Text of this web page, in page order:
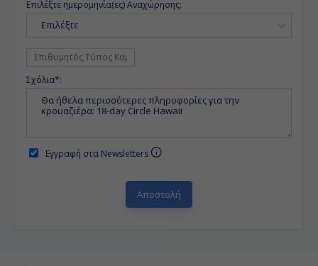
Επιλέξτε ημερομηνία(ες) Αναχώρησης:
Επιλέξτε
Σχόλια*:
Εγγραφή στα Newsletters